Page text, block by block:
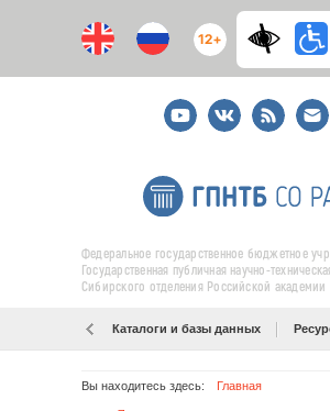
12+
YoutubeВКонтакте
RSS
E-
mail
Федеральное государственное бюджетное
Государственная публичная научно-
Сибирского отделения Российской академии
Каталоги и базы данных
Вы находитесь здесь: Главная